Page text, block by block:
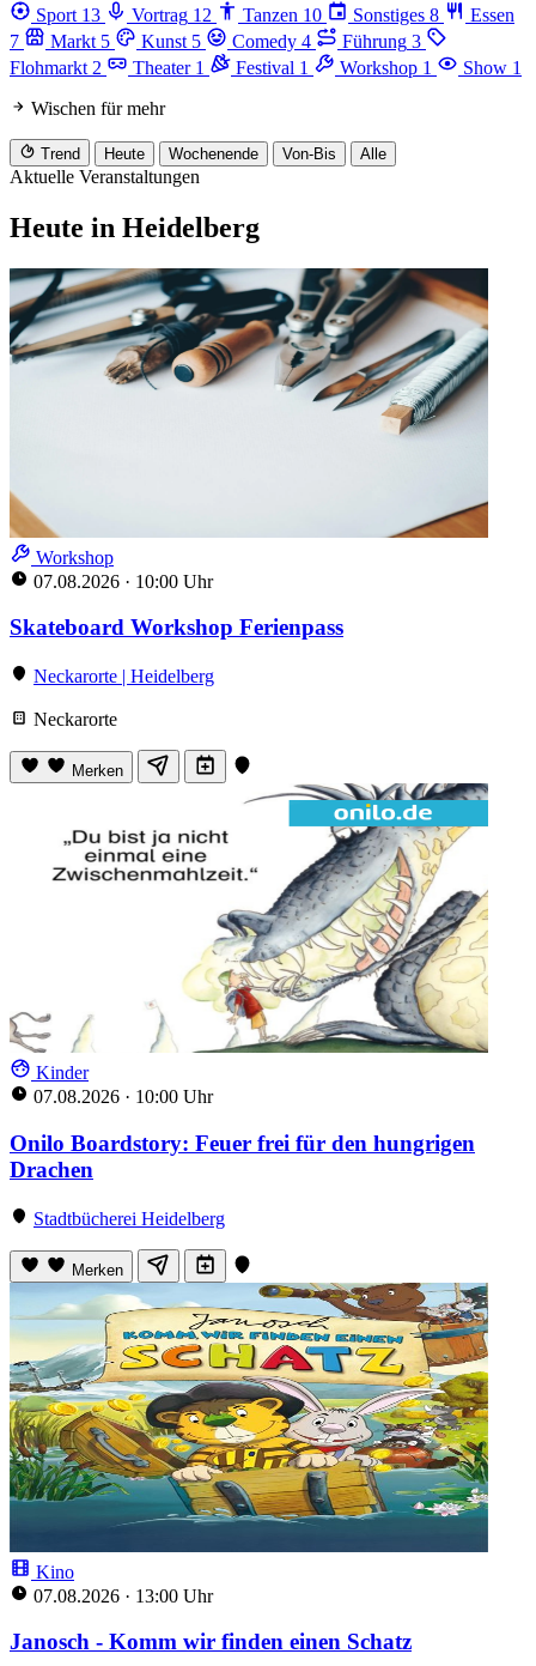
Sport 13 Vortrag 12 Tanzen 10 Sonstiges 8
Essen
7
Markt 5 Kunst 5 Comedy 4 Führung 3
Flohmarkt 2 Theater 1 Festival 1 Workshop 1 Show 1
Wischen für mehr
Trend Heute Wochenende Von-Bis Alle
Aktuelle Veranstaltungen
Heute in Heidelberg
Workshop
07.08.2026 · 10:00 Uhr
Skateboard Workshop Ferienpass
Neckarorte | Heidelberg
Neckarorte
Merken
Kinder
07.08.2026 · 10:00 Uhr
Onilo Boardstory: Feuer frei für den hungrigen
Drachen
Stadtbücherei Heidelberg
Merken
Kino
07.08.2026 · 13:00 Uhr
Janosch - Komm wir finden einen Schatz